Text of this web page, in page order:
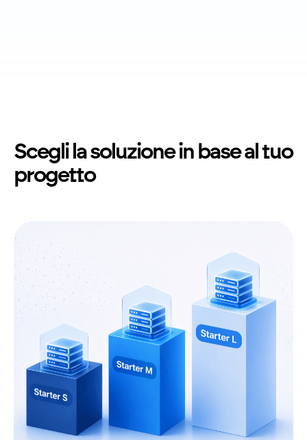
Scegli la soluzione in base al tuo
progetto